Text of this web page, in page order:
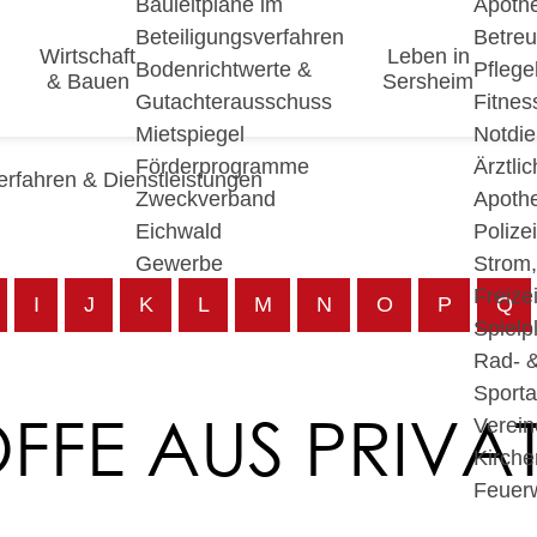
Wirtschaft
& Bauen
Beteiligungsverfahren
Bodenrichtwerte &
Gutachterausschuss
Mietspiegel
Förderprogramme
Zweckverband
Eichwald
Gewerbe
Leben in
Sersheim
Rad-
& Dienstleistungen
I J K L M N O P Q
AUS